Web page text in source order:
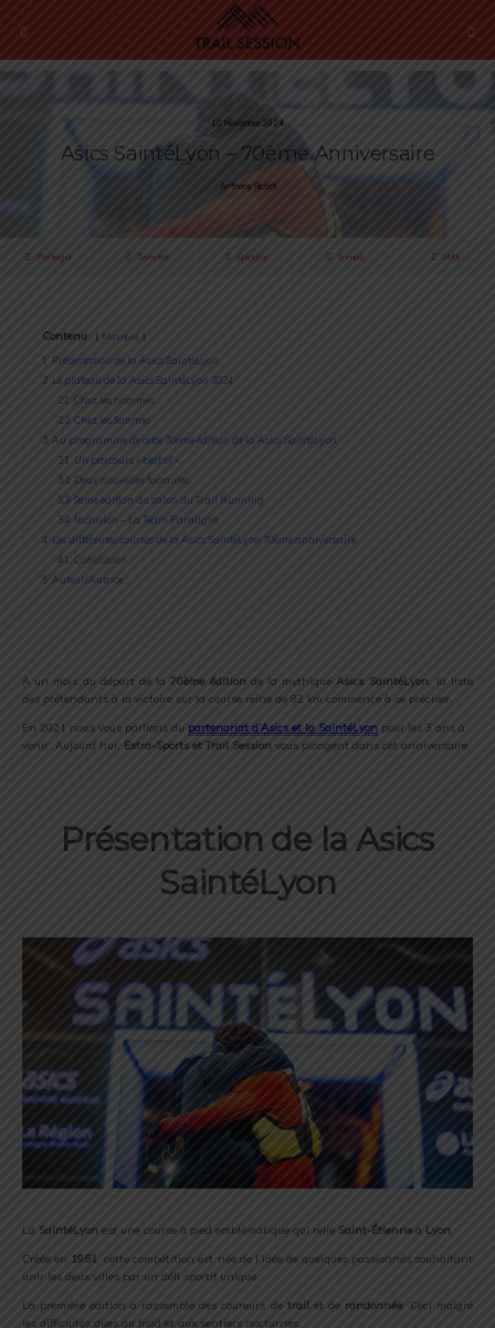
10 Novembre 2024
Asics SaintéLyon – 70ème Anniversaire
Anthony Ricatti
Partager Tweeter Épingler E-mail SMS
Contenu Masquer
1
Présentation de la Asics SaintéLyon
2 Le plateau de la Asics SaintéLyon 2024
2.1 Chez les hommes
2.2 Chez les femmes
3 Au programme de cette 70ème édition de la Asics SaintéLyon
3.1
Un parcours « best of »
3.2 Deux nouvelles formules
3.3 9ème édition du salon du Trail Running
3.4 Inclusion – La Team Paralight
4 Les différentes courses de la Asics SaintéLyon 70ème anniversaire
4.1 Conclusion
5 Auteur/Autrice
À un mois du départ de la70ème édition de la mythiqueAsics SaintéLyon, la liste
des prétendants à la victoire sur la course reine de 82 km commence à se préciser.
En 2021 nous vous parlions du partenariat d’Asics et la SaintéLyon pour les 3 ans à
venir. Aujourd’hui, Extra-Sports et Trail Session vous plongent dans cet anniversaire.
Présentation de la Asics
SaintéLyon
La SaintéLyon est une course à pied emblématique qui relie Saint-Étienne à Lyon.
Créée en 1951 , cette compétition est née de l’idée de quelques passionnés souhaitant
unir les deux villes par un défi sportif unique.
La première édition a rassemblé des coureurs de trail et de randonnée. Ceci malgré
les difficultés dues au froid et aux sentiers nocturnes.